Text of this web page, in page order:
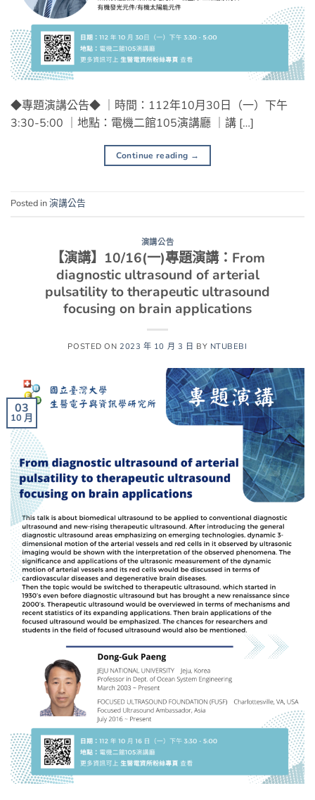
◆專題演講公告◆ ｜時間：112年10月30日（一）下午
3:30-5:00 ｜地點：電機二館105演講廳 ｜講 […]
Continue reading →
Posted in演講公告
演講公告
【演講】10/16(一)專題演講：From
diagnostic ultrasound of arterial
pulsatility to therapeutic ultrasound
focusing on brain applications
POSTED ON 2023 年 10 月 3 日 BY NTUBEBI
03
10 月